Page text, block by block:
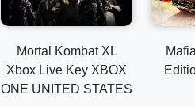
Mortal Kombat XL
Xbox Live Key XBOX
ONE UNITED STATES